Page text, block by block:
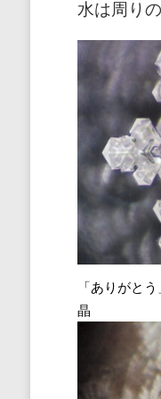
水は周り
「ありがと
晶